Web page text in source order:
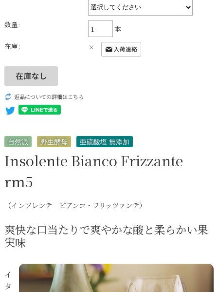
数量:
本
在庫:
×
返品についての詳細はこちら
自然派 野生酵母 亜硫酸塩 無添加
Insolente Bianco Frizzante
rm5
（インソレンテ ビアンコ・フリッツァンテ）
爽快な口当たりで爽やかな酸と柔らかい果
実味
イ
タ